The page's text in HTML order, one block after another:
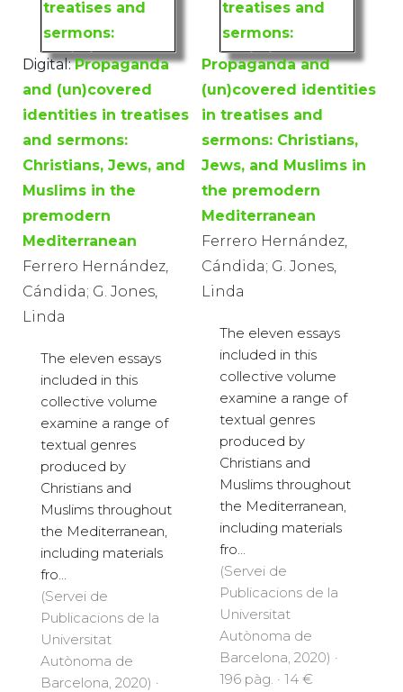
Digital: Propaganda
and (un)covered
identities in treatises
and sermons:
Christians, Jews, and
Muslims in the
premodern
Mediterranean
Ferrero Hernández,
Cándida; G. Jones,
Linda
The eleven essays
included in this
collective volume
examine a range of
textual genres
produced by
Christians and
Muslims throughout
the Mediterranean,
including materials
fro...
(Servei de
Publicacions de la
Universitat
Autònoma de
Barcelona, 2020) ·
Propaganda and
(un)covered identities
in treatises and
sermons: Christians,
Jews, and Muslims in
the premodern
Mediterranean
Ferrero Hernández,
Cándida; G. Jones,
Linda
The eleven essays
included in this
collective volume
examine a range of
textual genres
produced by
Christians and
Muslims throughout
the Mediterranean,
including materials
fro...
(Servei de
Publicacions de la
Universitat
Autònoma de
Barcelona, 2020) ·
196 pàg. · 14 €